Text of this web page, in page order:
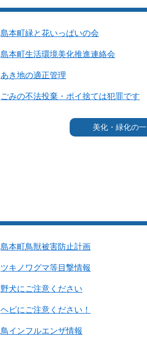
島本町緑と花いっぱいの会
島本町生活環境美化推進連絡会
あき地の適正管理
ごみの不法投棄・ポイ捨ては犯罪です
美化・緑化の
島本町鳥獣被害防止計画
ツキノワグマ等目撃情報
野犬にご注意ください
ヘビにご注意ください！
鳥インフルエンザ情報